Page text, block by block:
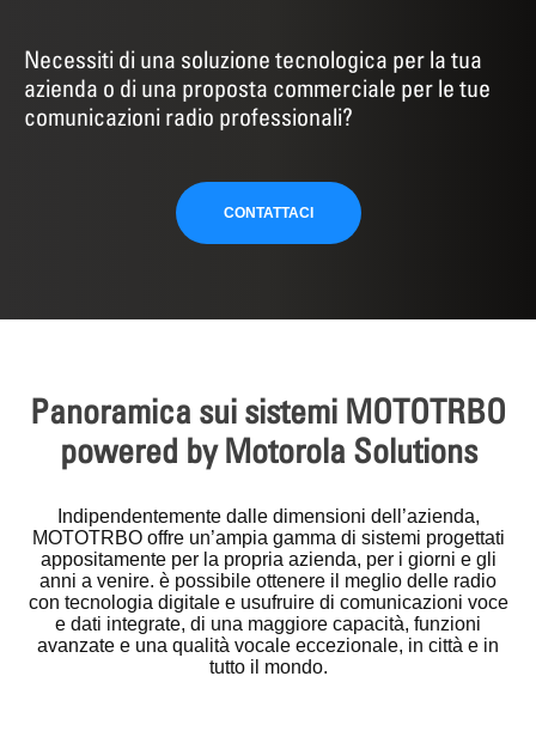
Necessiti di una soluzione tecnologica per la tua
azienda o di una proposta commerciale per le tue
comunicazioni radio professionali?
CONTATTACI
Panoramica sui sistemi MOTOTRBO
powered by Motorola Solutions
Indipendentemente dalle dimensioni dell’azienda,
MOTOTRBO offre un’ampia gamma di sistemi progettati
appositamente per la propria azienda, per i giorni e gli
anni a venire. è possibile ottenere il meglio delle radio
con tecnologia digitale e usufruire di comunicazioni voce
e dati integrate, di una maggiore capacità, funzioni
avanzate e una qualità vocale eccezionale, in città e in
tutto il mondo.